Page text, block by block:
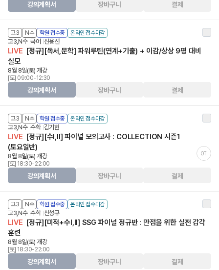
강의계획서 장바구니 결제
고3 N수 학원 접수중 온라인 접수마감
고3,N수 국어 신용선
LIVE [정규][독서,문학] 파워루틴(연계+기출) + 이감/상상 9평 대비
실모
8월 8일(토) 개강
[토] 09:00-12:30
강의계획서 장바구니 결제
고3 N수 학원 접수중 온라인 접수마감
고3,N수 수학 김기현
LIVE [정규][수I,II] 파이널 모의고사 : COLLECTION 시즌1
(토요일반)
OT
8월 8일(토) 개강
[토] 18:30-22:00
강의계획서 장바구니 결제
고3 N수 학원 접수중 온라인 접수마감
고3,N수 수학 신성규
LIVE [정규][미적+수I,II] SSG 파이널 정규반 : 만점을 위한 실전 감각
훈련
8월 8일(토) 개강
[토] 18:30-22:00
강의계획서 장바구니 결제